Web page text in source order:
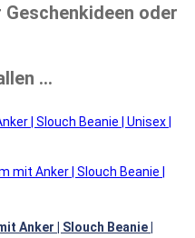
oder
…
Anker | Slouch Beanie |